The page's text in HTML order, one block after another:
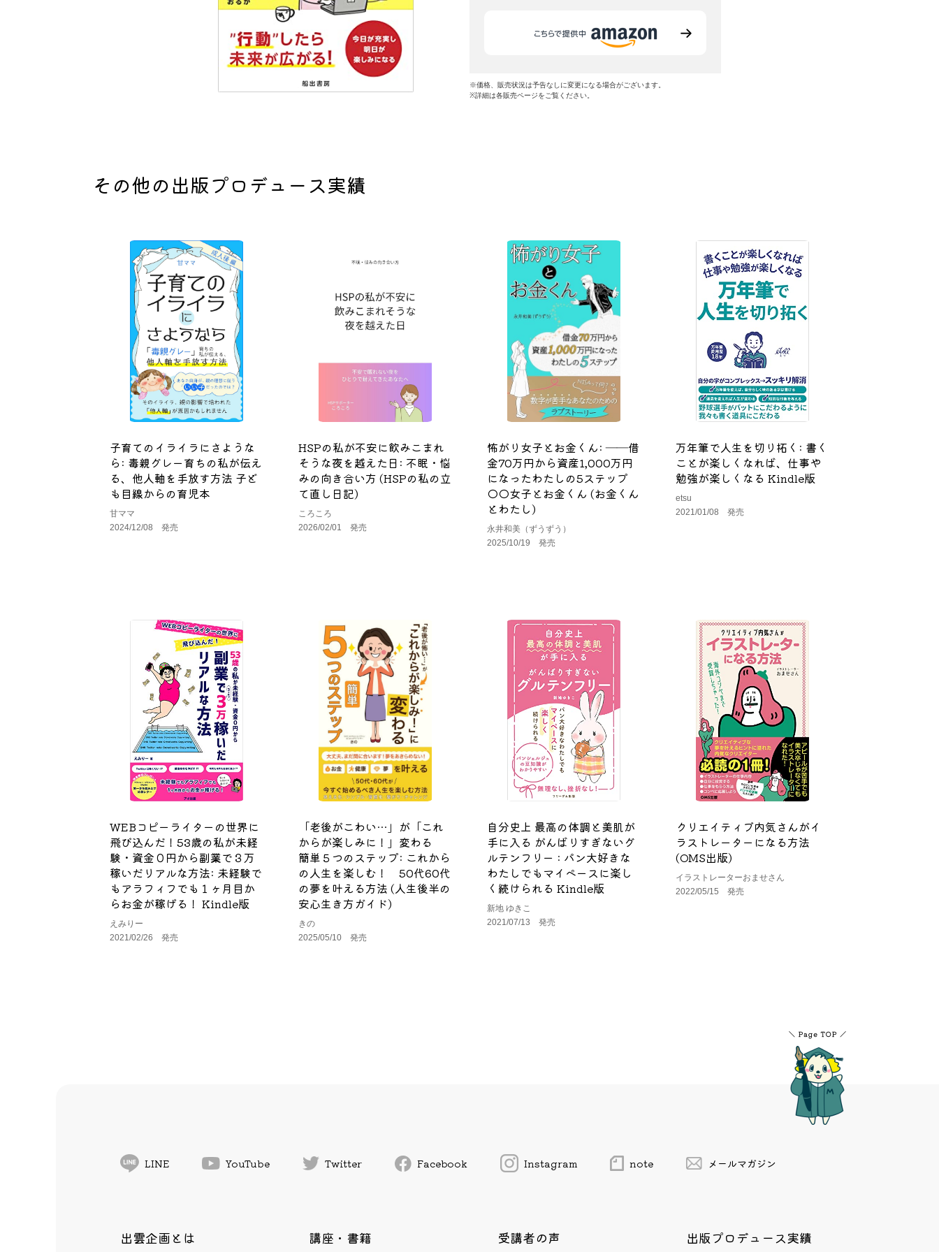
※価格、販売状況は予告なしに変更になる場合がございます。
※詳細は各販売ページをご覧ください。
その他の出版プロデュース実績
子育てのイライラにさような
ら: 毒親グレー育ちの私が伝え
る、他人軸を手放す方法 子ど
も目線からの育児本
甘ママ
2024/12/08 発売
HSPの私が不安に飲みこまれ
そうな夜を越えた日: 不眠・悩
みの向き合い方 (HSPの私の立
て直し日記)
ころころ
2026/02/01 発売
怖がり女子とお金くん: ――借
金70万円から資産1,000万円
になったわたしの5ステップ
◯◯女子とお金くん (お金くん
とわたし)
永井和美（ずうずう）
2025/10/19 発売
万年筆で人生を切り拓く: 書く
ことが楽しくなれば、仕事や
勉強が楽しくなる Kindle版
etsu
2021/01/08 発売
WEBコピーライターの世界に
飛び込んだ！53歳の私が未経
験・資金０円から副業で３万
稼いだリアルな方法: 未経験で
もアラフィフでも１ヶ月目か
らお金が稼げる！ Kindle版
えみりー
2021/02/26 発売
「老後がこわい…」が「これ
からが楽しみに！」変わる
簡単５つのステップ: これから
の人生を楽しむ！ 50代60代
の夢を叶える方法 (人生後半の
安心生き方ガイド)
きの
2025/05/10 発売
自分史上 最高の体調と美肌が
手に入る がんばりすぎないグ
ルテンフリー : パン大好きな
わたしでもマイペースに楽し
く続けられる Kindle版
新地 ゆきこ
2021/07/13 発売
クリエイティブ内気さんがイ
ラストレーターになる方法
(OMS出版)
イラストレーターおませさん
2022/05/15 発売
LINE YouTube Twitter Facebook Instagram note メールマガジン
出雲企画とは 講座・書籍 受講者の声 出版プロデュース実績